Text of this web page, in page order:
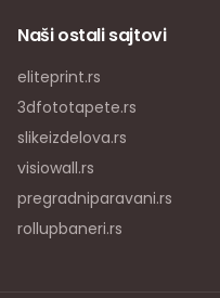
Naši ostali sajtovi
eliteprint.rs
3dfototapete.rs
slikeizdelova.rs
visiowall.rs
pregradniparavani.rs
rollupbaneri.rs